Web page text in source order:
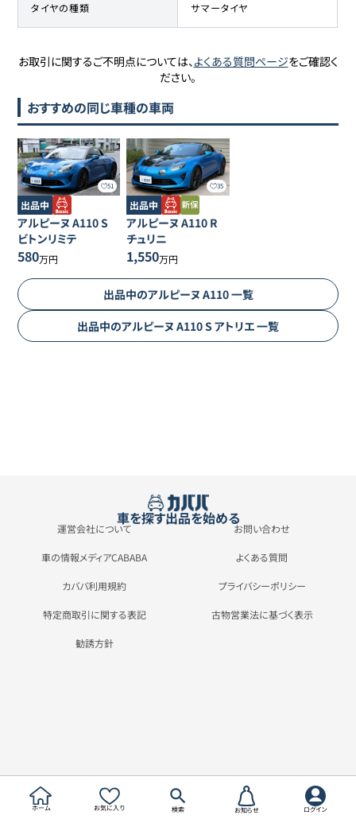
タイヤの種類 サマータイヤ
お取引に関するご不明点については、よくある質問ページをご確認く
ださい。
おすすめの同じ車種の車両
51
出品中
アルピーヌ A110S
ビトンリミテ
580万円
35
出品中
アルピーヌ A110 R
チュリニ
1,550万円
出品中のアルピーヌ A110一覧
出品中のアルピーヌ A110S アトリエ一覧
車を探す出品を始める
運営会社について お問い合わせ
車の情報メディアCABABA よくある質問
カババ利用規約 プライバシーポリシー
特定商取引に関する表記 古物営業法に基づく表示
勧誘方針
ホーム お気に入り 検索 お知らせ ログイン